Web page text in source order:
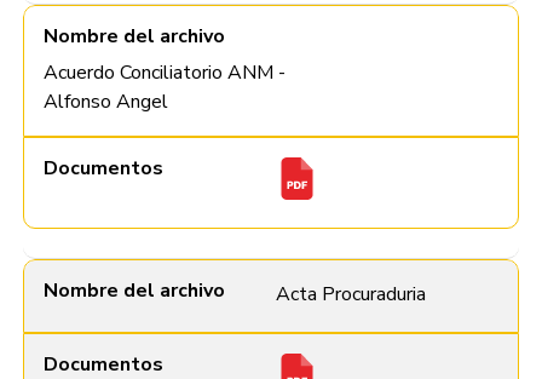
Nombre del archivo
Acuerdo Conciliatorio ANM -
Alfonso Angel
Documentos
Nombre del archivo Acta Procuraduria
Documentos